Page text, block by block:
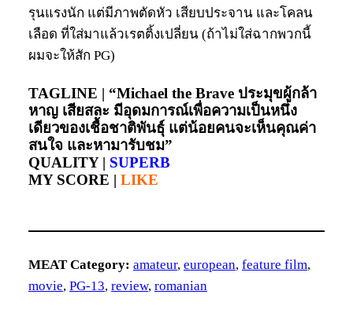
รุนแรงนัก แต่มีภาพตัดหัว เสียบประจาน และโคลน
เลือด ที่ใส่มาแล้วเรตติ้งเปลี่ยน (ถ้าไม่ใส่ฉากพวกนี้
ผมจะให้สัก PG)
TAGLINE | “Michael the Brave ประมุขผู้กล้า
หาญ เสียสละ มีอุดมการณ์เพื่อความเป็นหนึ่ง
เดียวของเชื้อชาติพันธุ์ แต่น้อยคนจะเห็นคุณค่า
สนใจ และหามารับชม”
QUALITY | SUPERB
MY SCORE | LIKE
MEAT Category: amateur, european, feature film
movie, PG-13, review, romanian